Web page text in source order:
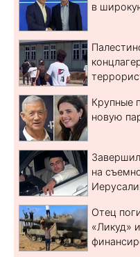
в
Крупные
новую
на
Отец
«Ликуд»